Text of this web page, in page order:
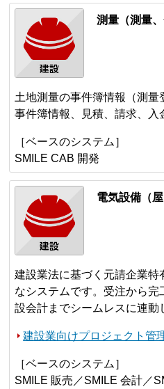
測量（測量、
土地測量の事件簿情報（測量
事件簿情報、見積、請求、入
［ベースのシステム］
SMILE CAB 開発
電気設備（
建設業法に基づく元請企業
なシステムです。受注から
設会計までシームレスに連動
建設業向けプロジェクト管
［ベースのシステム］
SMILE 販売／SMILE 会計／